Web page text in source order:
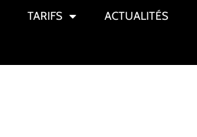
TARIFS ACTUALITÉS